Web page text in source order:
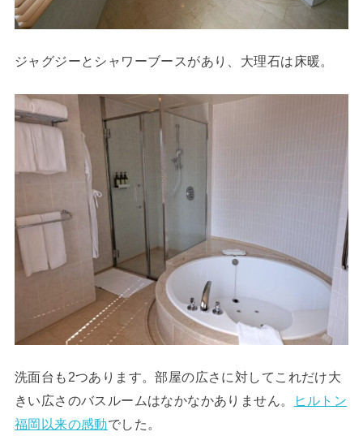
ジャグジーとシャワーブースがあり、大理石は床暖。
洗面台も2つあります。部屋の広さに対してこれだけ大
きい広さのバスルームはなかなかありません。
ヒルトン
福岡以来の感動でした。